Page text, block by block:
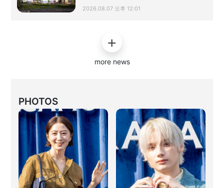
2026.08.07 오후 12:01
more news
PHOTOS